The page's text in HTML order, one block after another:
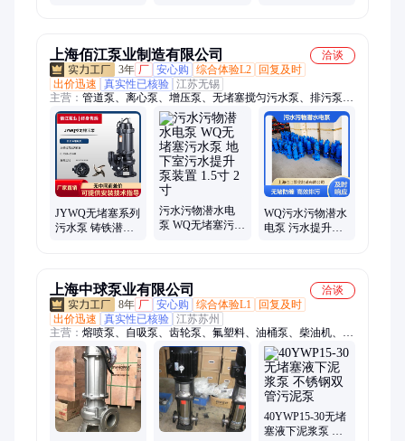
上海佰江泵业制造有限公司
洽谈
3年 厂 安心购 综合体验L2
回复及时
出价迅速
真实性已核验 江苏无锡
主营： 管道泵、离心泵、增压泵、无堵塞搅匀污水泵、排污泵、
潜水泵、潜污泵、多级泵、自吸泵、化工泵、控制柜系列、变频
供水设备
JYWQ无堵塞系列
污水泵 铸铁潜水
污水污物潜水电
泵 WQ无堵塞污水
WQ污水污物潜水
电泵 污水提升泵
上海中球泵业有限公司
洽谈
8年 厂 安心购 综合体验L1
回复及时
出价迅速
真实性已核验 江苏苏州
主营： 熔喷泵、自吸泵、齿轮泵、氟塑料、油桶泵、柴油机、混
合泵、酒精泵、计量泵、qsp喷泉、增压泵、抽液泵、化工泵、
cwb磁力、提升泵、螺杆泵、溶气泵、排污泵、浆料泵、潜水
泵、管道泵、插桶泵、潜污泵、循环泵、泥浆泵
40YWP15-30无堵
塞液下泥浆泵 不